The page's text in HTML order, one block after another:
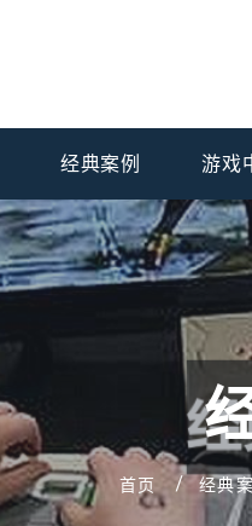
经典案例 游戏
首页 经典